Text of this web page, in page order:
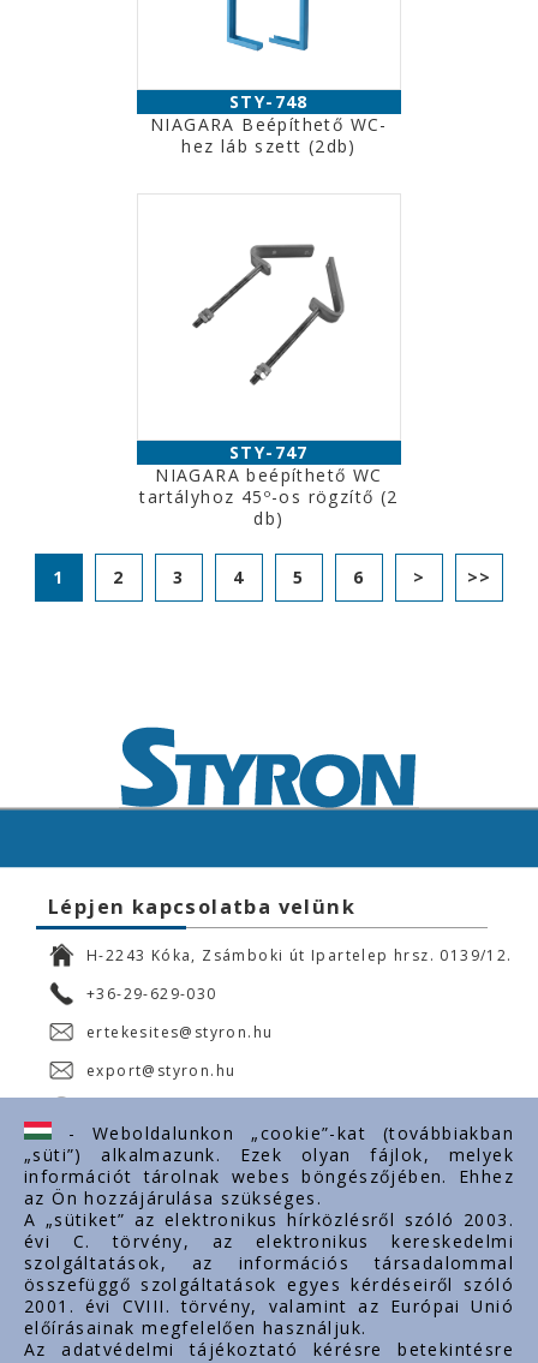
STY-748
NIAGARA Beépíthető WC-
hez láb szett (2db)
STY-747
NIAGARA beépíthető WC
tartályhoz 45º-os rögzítő (2
db)
1 2 3 4 5 6 > >>
Lépjen kapcsolatba velünk
H-2243 Kóka, Zsámboki út Ipartelep hrsz. 0139/12.
+36-29-629-030
ertekesites@styron.hu
export@styron.hu
Fontos linkek
Rólunk
Dokumentumok
Kapcsolat
Karrier
- Weboldalunkon „cookie”-kat (továbbiakban
„süti”) alkalmazunk. Ezek olyan fájlok, melyek
információt tárolnak webes böngészőjében. Ehhez
az Ön hozzájárulása szükséges.
A „sütiket” az elektronikus hírközlésről szóló 2003.
évi C. törvény, az elektronikus kereskedelmi
szolgáltatások, az információs társadalommal
összefüggő szolgáltatások egyes kérdéseiről szóló
2001. évi CVIII. törvény, valamint az Európai Unió
előírásainak megfelelően használjuk.
Az adatvédelmi tájékoztató kérésre betekintésre